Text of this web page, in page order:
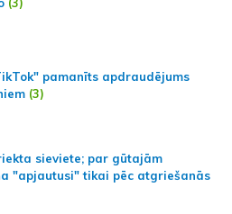
pamanīts apdraudējums
(3)
sieviete; par gūtajām
"apjautusi" tikai pēc atgriešanās